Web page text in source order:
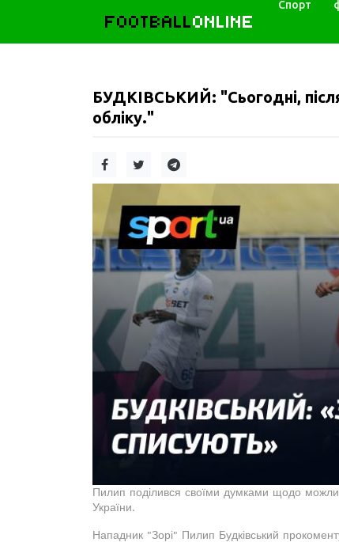
FOOTBALLONLINE
Спорт
БУДКІВСЬКИЙ: "Сьогодні,
обліку."
Пилип поділився своїми думками щодо
України.
Нападник "Зорі" Пилип Будківський